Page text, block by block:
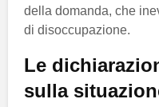
della domanda, che
di disoccupazione.
Le
sulla